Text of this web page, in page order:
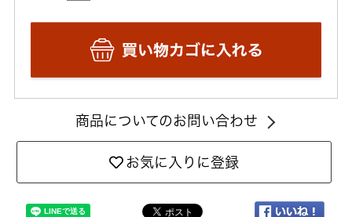
商品についてのお問い合わせ
お気に入りに登録